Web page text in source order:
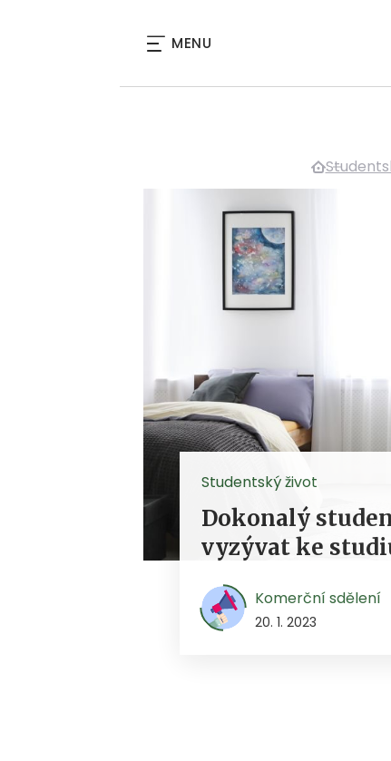
MENU
Studentský život
Dokonalý
vyzývat ke
Komerční sdělení
20. 1. 2023